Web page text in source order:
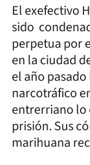
El exefectivo
sido
perpetua por
en la ciudad
el año
narcotráfico
entrerriano lo
prisión. Sus
marihuana